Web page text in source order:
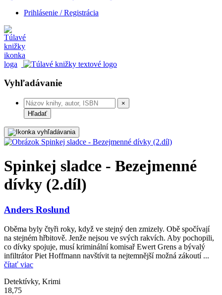
Prihlásenie / Registrácia
Vyhľadávanie
×
Hľadať
Spinkej sladce - Bezejmenné
dívky (2.díl)
Anders Roslund
Oběma byly čtyři roky, když ve stejný den zmizely. Obě spočívají
na stejném hřbitově. Jenže nejsou ve svých rakvích. Aby pochopili,
co dívky spojuje, musí kriminální komisař Ewert Grens a bývalý
infiltrátor Piet Hoffmann navštívit ta nejtemnější možná zákoutí ...
čítať viac
Detektívky, Krimi
18,75